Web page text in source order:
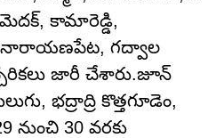
కామారెడ్డి,
నారాయణపేట, గద్వాల
జారీ చేశారు.జూన్
భద్రాద్రి కొత్తగూడెం,
నుంచి 30 వరకు